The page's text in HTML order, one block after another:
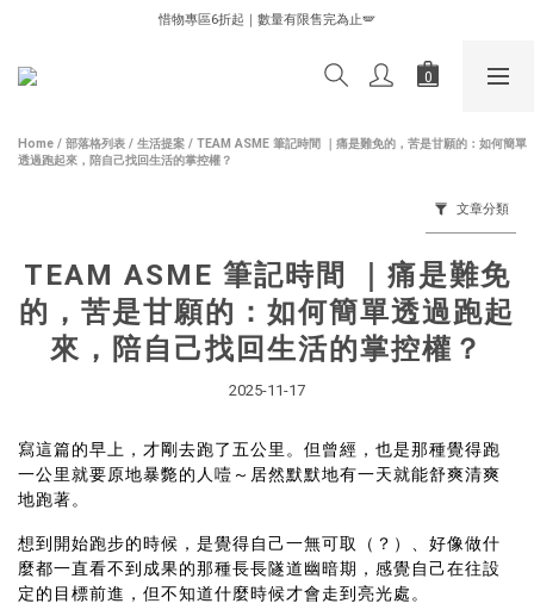
✨✨✨新客首購✨✨✨熱銷產品體驗價85折✨✨✨
惜物專區6折起｜數量有限售完為止🪽
✨✨✨新客首購✨✨✨熱銷產品體驗價85折✨✨✨
Home / 部落格列表 / 生活提案 / TEAM ASME 筆記時間 ｜痛是難免的，苦是甘願的：如何簡單
透過跑起來，陪自己找回生活的掌控權？
文章分類
TEAM ASME 筆記時間 ｜痛是難免
的，苦是甘願的：如何簡單透過跑起
來，陪自己找回生活的掌控權？
2025-11-17
寫這篇的早上，才剛去跑了五公里。但曾經，也是那種覺得跑
一公里就要原地暴斃的人噎～居然默默地有一天就能舒爽清爽
地跑著。
想到開始跑步的時候，是覺得自己一無可取（？）、好像做什
麼都一直看不到成果的那種長長隧道幽暗期，感覺自己在往設
定的目標前進，但不知道什麼時候才會走到亮光處。